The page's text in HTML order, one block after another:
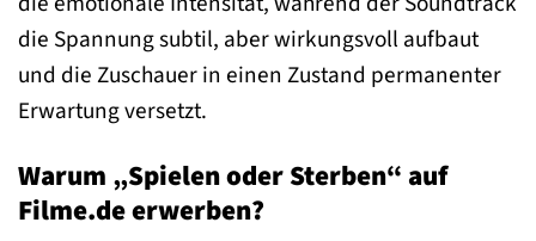
die Spannung subtil, aber wirkungsvoll aufbaut
und die Zuschauer in einen Zustand permanenter
Erwartung versetzt.
Warum „Spielen oder Sterben“ auf
Filme.de erwerben?